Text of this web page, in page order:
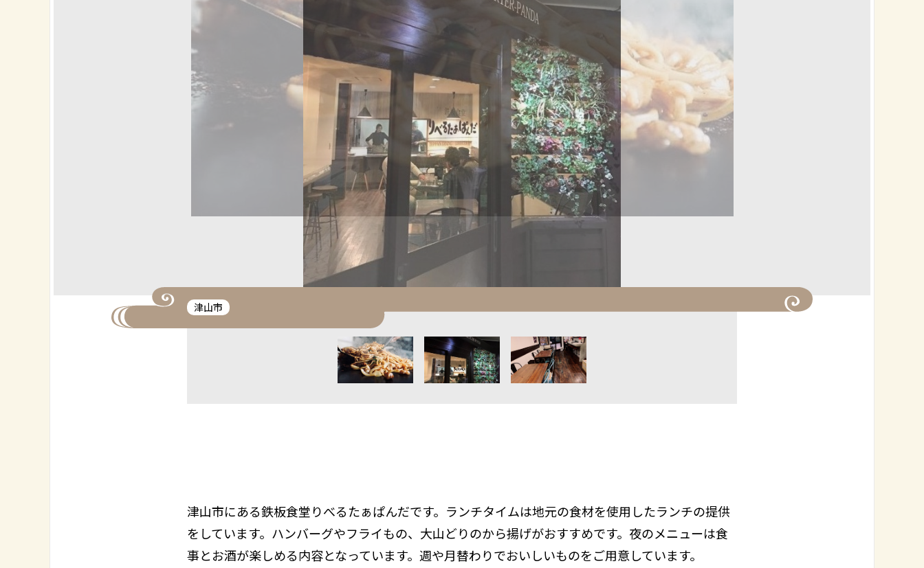
津山市
津山市にある鉄板食堂りべるたぁぱんだです。ランチタイムは地元の食材を使用したランチの提供
をしています。ハンバーグやフライもの、大山どりのから揚げがおすすめです。夜のメニューは食
事とお酒が楽しめる内容となっています。週や月替わりでおいしいものをご用意しています。